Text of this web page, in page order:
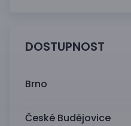
DOSTUPNOST
Brno
České Budějovice